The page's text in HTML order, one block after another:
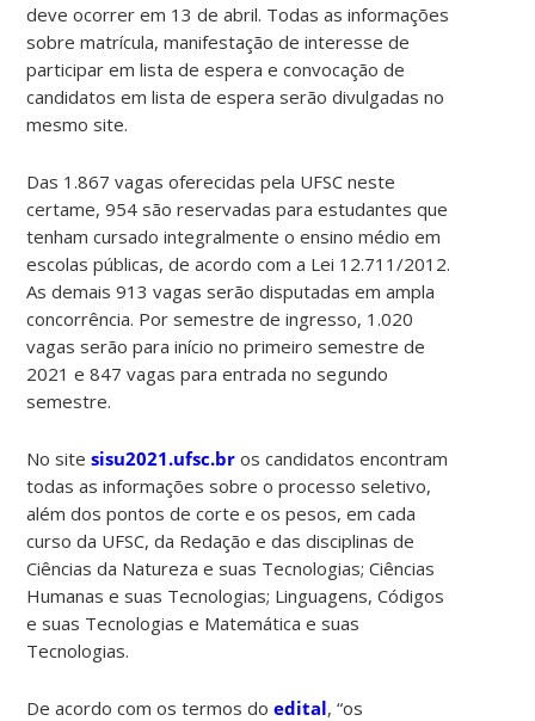
deve ocorrer em 13 de abril. Todas as informações
sobre matrícula, manifestação de interesse de
participar em lista de espera e convocação de
candidatos em lista de espera serão divulgadas no
mesmo site.
Das 1.867 vagas oferecidas pela UFSC neste
certame, 954 são reservadas para estudantes que
tenham cursado integralmente o ensino médio em
escolas públicas, de acordo com a Lei 12.711/2012.
As demais 913 vagas serão disputadas em ampla
concorrência. Por semestre de ingresso, 1.020
vagas serão para início no primeiro semestre de
2021 e 847 vagas para entrada no segundo
semestre.
No sitesisu2021.ufsc.br os candidatos encontram
todas as informações sobre o processo seletivo,
além dos pontos de corte e os pesos, em cada
curso da UFSC, da Redação e das disciplinas de
Ciências da Natureza e suas Tecnologias; Ciências
Humanas e suas Tecnologias; Linguagens, Códigos
e suas Tecnologias e Matemática e suas
Tecnologias.
De acordo com os termos doedital, “os